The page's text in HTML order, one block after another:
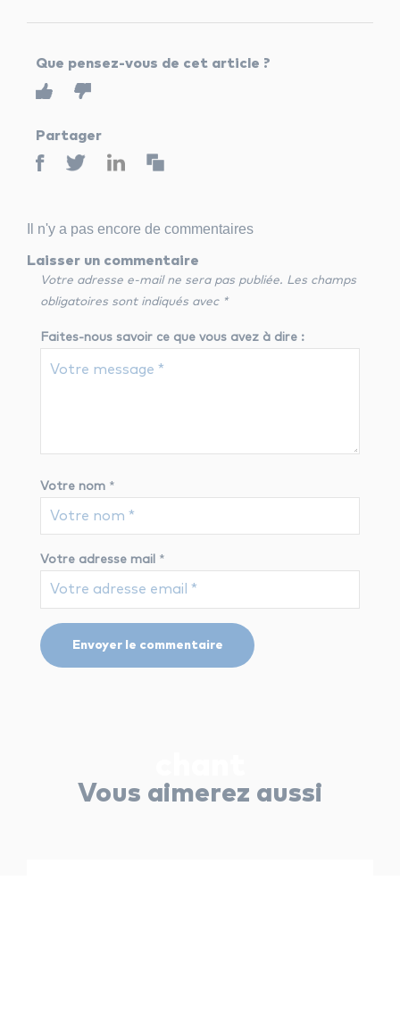
Que pensez-vous de cet article ?
Partager
Il n'y a pas encore de commentaires
Laisser un commentaire
Votre adresse e-mail ne sera pas publiée. Les champs
obligatoires sont indiqués avec *
Faites-nous savoir ce que vous avez à dire :
Votre nom *
Votre adresse mail *
Vous aimerez aussi